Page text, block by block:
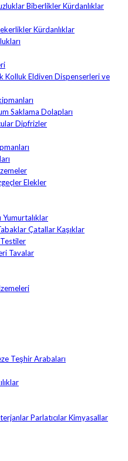
Biberlikler Kürdanlıklar
Kürdanlıklar
Kolluk Eldiven Dispenserleri ve
Saklama Dolapları
Dipfrizler
Elekler
Yumurtalıklar
Çatallar Kaşıklar
Tavalar
Teşhir Arabaları
Parlatıcılar Kimyasallar